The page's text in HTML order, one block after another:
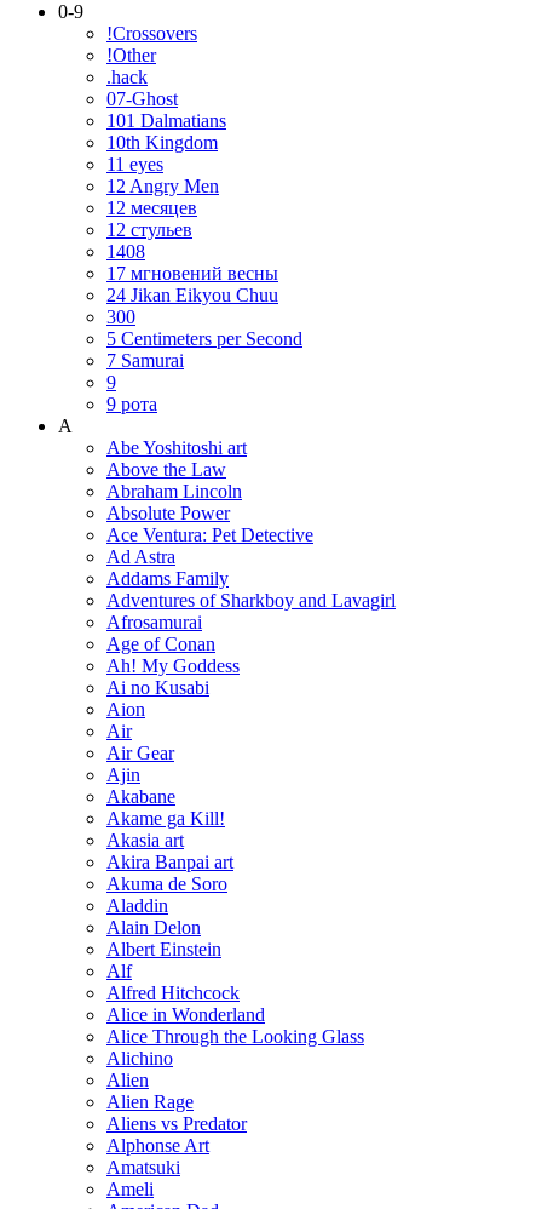
0-9
!Crossovers
!Other
.hack
07-Ghost
101 Dalmatians
10th Kingdom
11 eyes
12 Angry Men
12 месяцев
12 стульев
1408
17 мгновений весны
24 Jikan Eikyou Chuu
300
5 Centimeters per Second
7 Samurai
9
9 рота
A
Abe Yoshitoshi art
Above the Law
Abraham Lincoln
Absolute Power
Ace Ventura: Pet Detective
Ad Astra
Addams Family
Adventures of Sharkboy and Lavagirl
Afrosamurai
Age of Conan
Ah! My Goddess
Ai no Kusabi
Aion
Air
Air Gear
Ajin
Akabane
Akame ga Kill!
Akasia art
Akira Banpai art
Akuma de Soro
Aladdin
Alain Delon
Albert Einstein
Alf
Alfred Hitchcock
Alice in Wonderland
Alice Through the Looking Glass
Alichino
Alien
Alien Rage
Aliens vs Predator
Alphonse Art
Amatsuki
Ameli